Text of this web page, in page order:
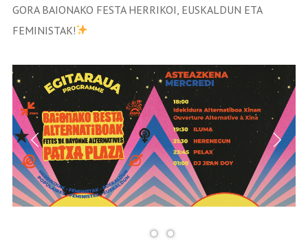
GORA BAIONAKO FESTA HERRIKOI, EUSKALDUN ETA
FEMINISTAK!